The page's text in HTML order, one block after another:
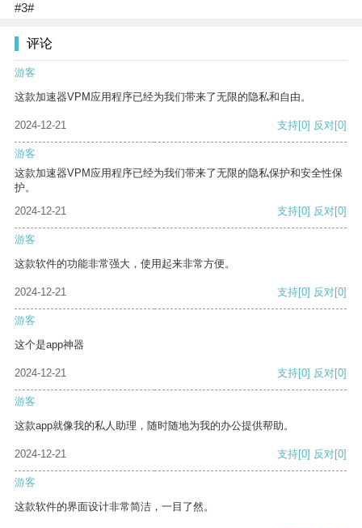
#3#
评论
游客
这款加速器VPM应用程序已经为我们带来了无限的隐私和自由。
2024-12-21 支持[0] 反对[0]
游客
这款加速器VPM应用程序已经为我们带来了无限的隐私保护和安全性保
护。
2024-12-21
支持[0] 反对[0]
游客
这款软件的功能非常强大，使用起来非常方便。
2024-12-21 支持[0] 反对[0]
游客
这个是app神器
2024-12-21 支持[0] 反对[0]
游客
这款app就像我的私人助理，随时随地为我的办公提供帮助。
2024-12-21 支持[0] 反对[0]
游客
这款软件的界面设计非常简洁，一目了然。